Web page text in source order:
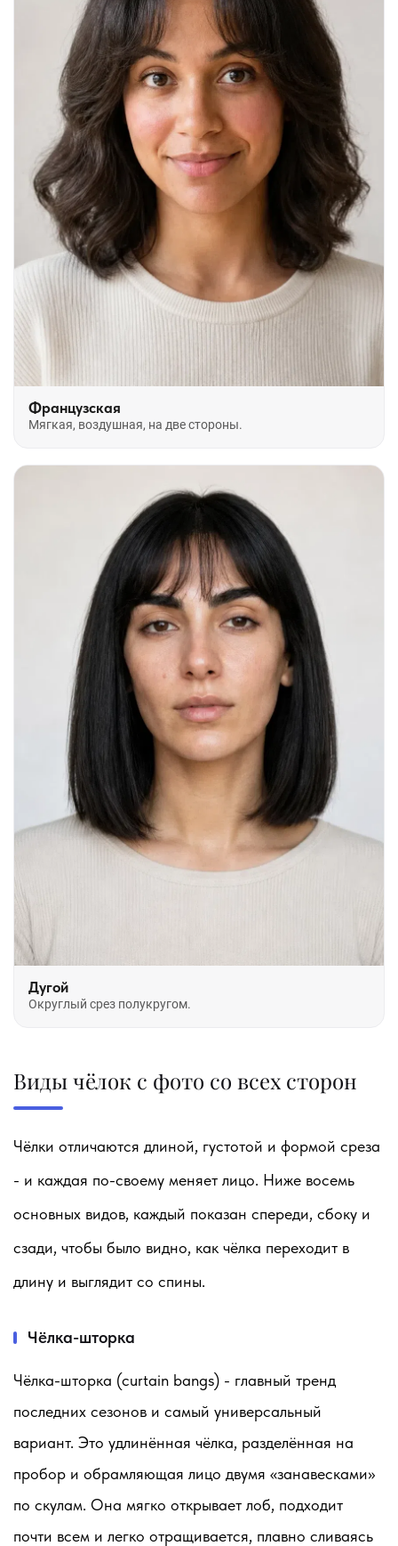
Французская
Мягкая, воздушная, на две стороны.
Дугой
Округлый срез полукругом.
Виды чёлок с фото со всех сторон
Чёлки отличаются длиной, густотой и формой среза
- и каждая по-своему меняет лицо. Ниже восемь
основных видов, каждый показан спереди, сбоку и
сзади, чтобы было видно, как чёлка переходит в
длину и выглядит со спины.
Чёлка-шторка
Чёлка-шторка (curtain bangs) - главный тренд
последних сезонов и самый универсальный
вариант. Это удлинённая чёлка, разделённая на
пробор и обрамляющая лицо двумя «занавесками»
по скулам. Она мягко открывает лоб, подходит
почти всем и легко отращивается, плавно сливаясь